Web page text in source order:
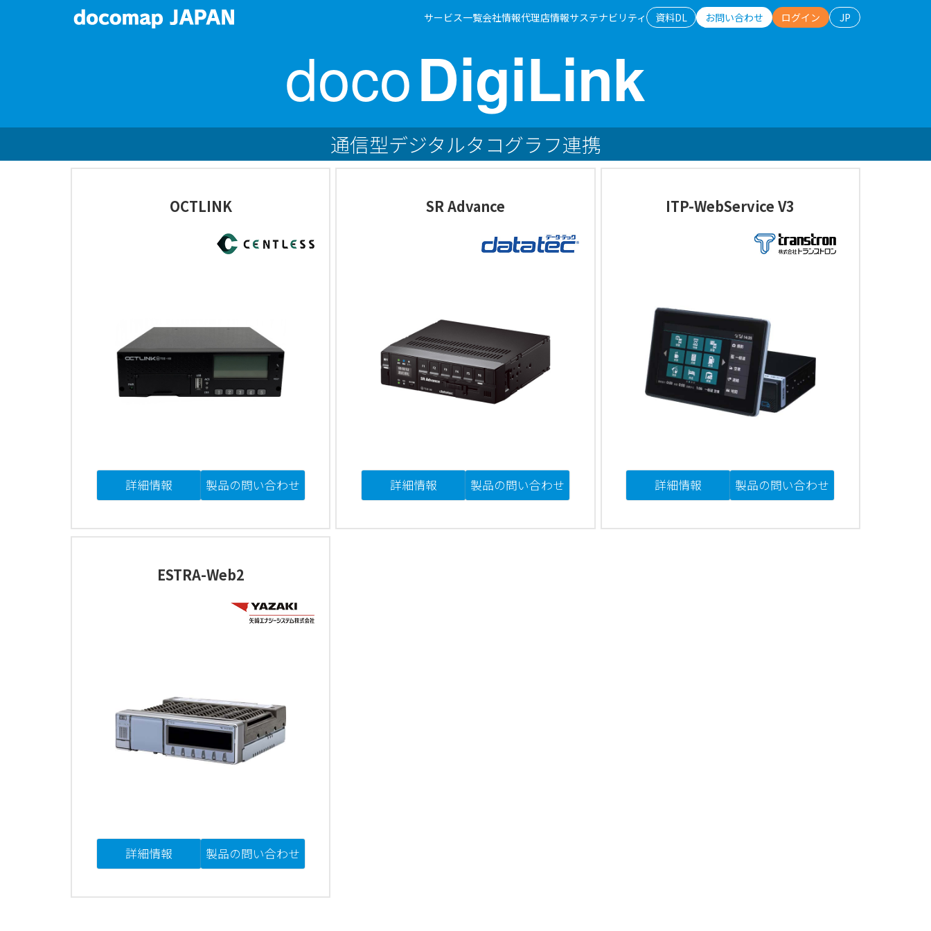
サービス一覧会社情報代理店情報サステナビリティ 資料DL お問い合わせ ログイン JP
docoDigiLink
通信型デジタルタコグラフ連携
OCTLINK
詳細情報 製品の問い合わせ
SR Advance
詳細情報 製品の問い合わせ
ITP-WebService V3
詳細情報 製品の問い合わせ
ESTRA-Web2
詳細情報 製品の問い合わせ